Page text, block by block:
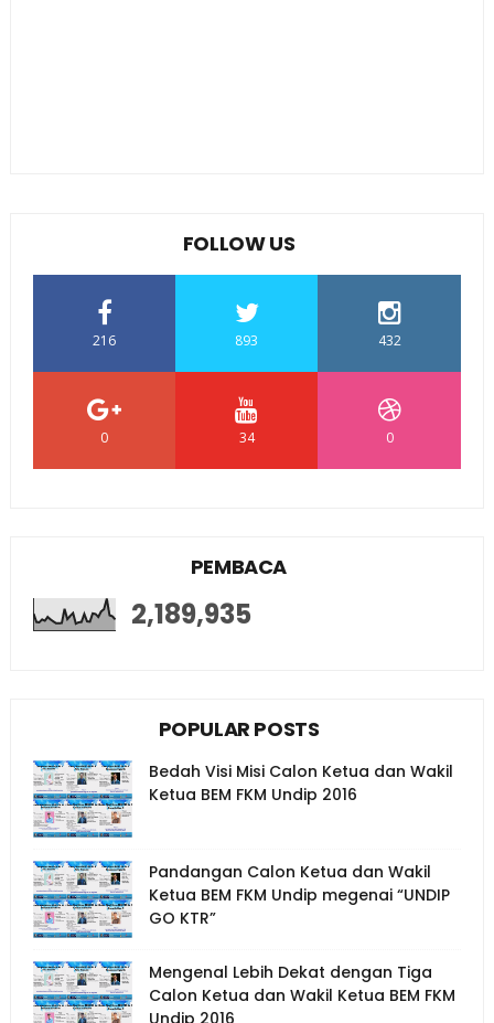
FOLLOW US
216 893 432
0 34 0
PEMBACA
2,189,935
POPULAR POSTS
Bedah Visi Misi Calon Ketua dan Wakil
Ketua BEM FKM Undip 2016
Pandangan Calon Ketua dan Wakil
Ketua BEM FKM Undip megenai “UNDIP
GO KTR”
Mengenal Lebih Dekat dengan Tiga
Calon Ketua dan Wakil Ketua BEM FKM
Undip 2016